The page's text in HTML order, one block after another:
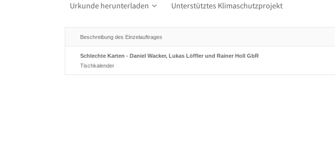
Urkunde herunterladen Unterstütztes Klimaschutzprojekt
Beschreibung des Einzelauftrages
Schlechte Karten - Daniel Wacker, Lukas Löffler und Rainer Holl GbR
Tischkalender